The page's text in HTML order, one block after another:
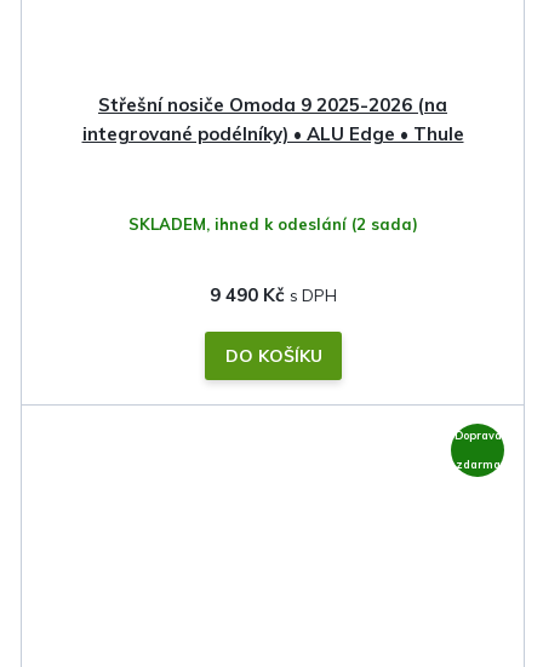
Střešní nosiče Omoda 9 2025-2026 (na
integrované podélníky) • ALU Edge • Thule
SKLADEM, ihned k odeslání (2 sada)
9 490 Kč
DO KOŠÍKU
Doprava
zdarma